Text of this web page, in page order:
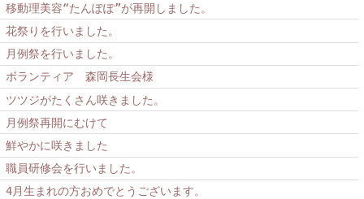
移動理美容“たんぽぽ”が再開しました。
花祭りを行いました。
月例祭を行いました。
ボランティア 森岡長生会様
ツツジがたくさん咲きました。
月例祭再開にむけて
鮮やかに咲きました
職員研修会を行いました。
4月生まれの方おめでとうございます。